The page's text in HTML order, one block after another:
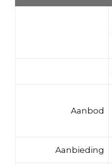
Aanbod
Aanbieding